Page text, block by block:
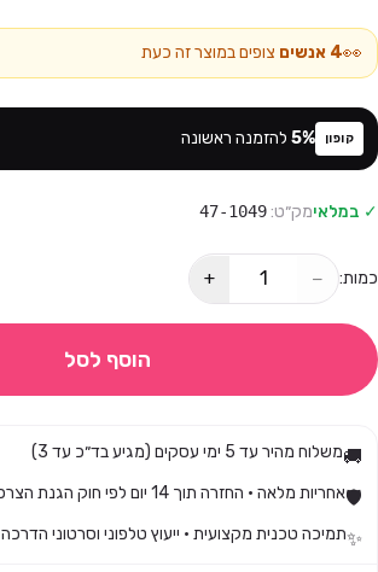
👀
4 אנשים צופים במוצר זה כעת
קופון 5% להזמנה ראשונה
✓ במלאימק״ט:47-1049
כמות: −
+
הוסף לסל
🚚משלוח מהיר עד 5 ימי עסקים (מגיע בד״כ עד 3)
🛡️אחריות מלאה · החזרה תוך 14 יום לפי חוק הגנת הצרכן
✨תמיכה טכנית מקצועית · ייעוץ טלפוני וסרטוני הדרכה